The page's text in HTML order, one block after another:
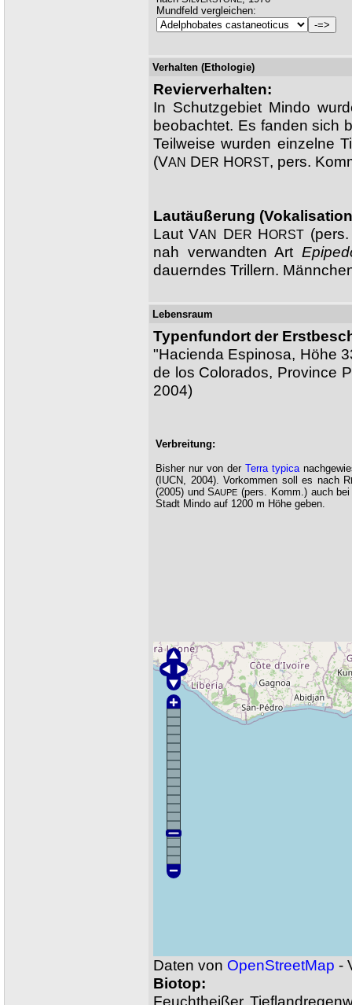
Mundfeld vergleichen:
Verhalten (Ethologie)
Revierverhalten:
In Schutzgebiet Mindo
beobachtet. Es fanden sich
Teilweise wurden einzelne
(VAN DER HORST, pers.
Lautäußerung
Laut VAN DER HORST
nah verwandten Art
dauerndes Trillern.
Lebensraum
Typenfundort der
"Hacienda Espinosa, Höhe
de los Colorados, Province
2004)
Verbreitung:
Bisher nur von der Terra typica
(IUCN, 2004). Vorkommen soll es nach R
(2005) und SAUPE (pers. Komm.) auch bei
Stadt Mindo auf 1200 m Höhe geben.
Daten von OpenStreetMap -
Biotop:
Feuchtheißer